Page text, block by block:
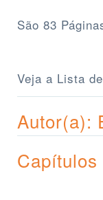
São 83
Veja a Lista
Autor(a):
Capítulos